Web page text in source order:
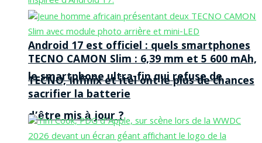
Android 17 est officiel : quels smartphones
TECNO, Infinix et itel ont le plus de chances
d’être mis à jour ?
TECNO CAMON Slim : 6,39 mm et 5 600 mAh,
le smartphone ultra-fin qui refuse de
sacrifier la batterie